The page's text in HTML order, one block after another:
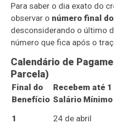
Para saber o dia exato do
observar o número final
desconsiderando o último
número que fica após o
Calendário de
Parcela)
Final do
Benefício
Recebem até 1
Salário Mínimo
1
24 de abril